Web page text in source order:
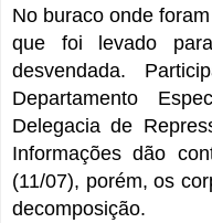
No buraco onde
que foi levado
desvendada.
Departamento
Delegacia de
Informações dão
(11/07), porém, os
decomposição.